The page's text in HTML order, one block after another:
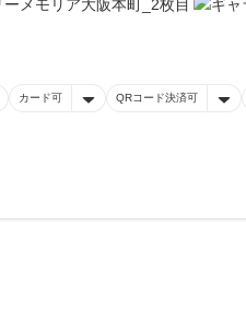
カード可 QRコード決済可